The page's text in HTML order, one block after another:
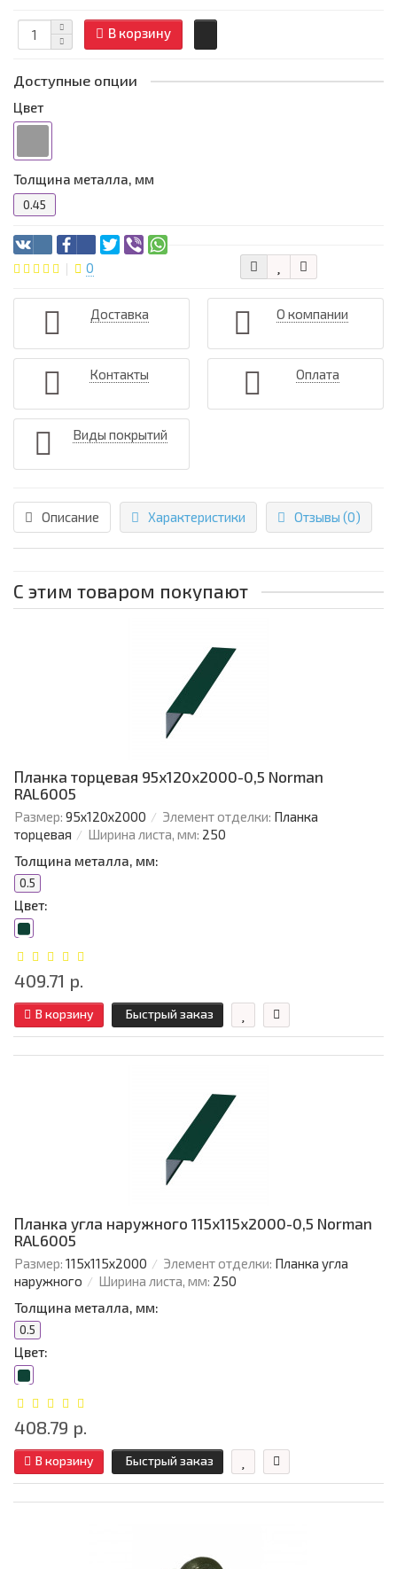
В корзину
Доступные опции
Цвет
Толщина металла, мм
0.45
0
Доставка О компании
Контакты Оплата
Виды покрытий
Описание Характеристики Отзывы (0)
С этим товаром покупают
Планка торцевая 95х120х2000-0,5 Norman
RAL6005
Размер: 95х120х2000 Элемент отделки: Планка
торцевая
Ширина листа, мм: 250
Толщина металла, мм:
0.5
Цвет:
409.71 р.
В корзину Быстрый заказ
Планка угла наружного 115х115х2000-0,5 Norman
RAL6005
Размер: 115х115х2000 Элемент отделки: Планка угла
наружного
Ширина листа, мм: 250
Толщина металла, мм:
0.5
Цвет:
408.79 р.
В корзину Быстрый заказ